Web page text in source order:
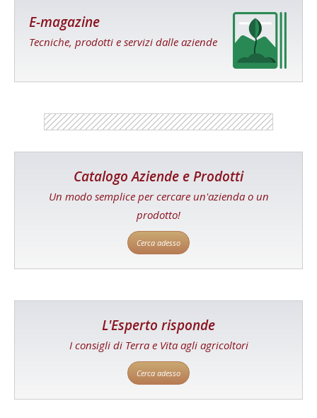
E-magazine
Tecniche, prodotti e servizi dalle aziende
Catalogo Aziende e Prodotti
Un modo semplice per cercare un'azienda o un
prodotto!
Cerca adesso
L'Esperto risponde
I consigli di Terra e Vita agli agricoltori
Cerca adesso